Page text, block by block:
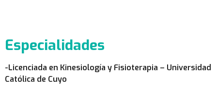
Especialidades
-Licenciada en Kinesiología y Fisioterapia – Universidad
Católica de Cuyo